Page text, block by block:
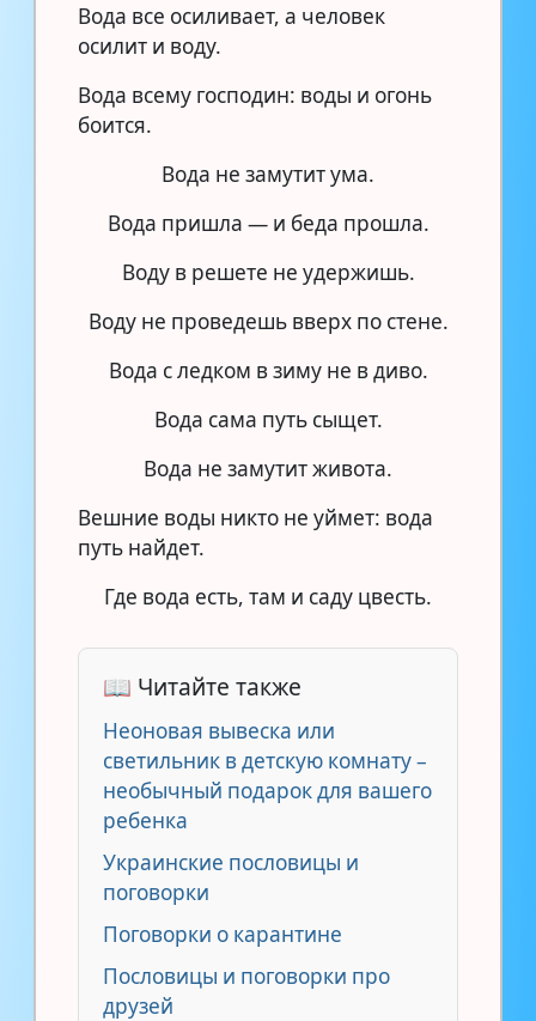
Вода все осиливает, а человек
осилит и воду.
Вода всему господин: воды и огонь
боится.
Вода не замутит ума.
Вода пришла — и беда прошла.
Воду в решете не удержишь.
Воду не проведешь вверх по стене.
Вода с ледком в зиму не в диво.
Вода сама путь сыщет.
Вода не замутит живота.
Вешние воды никто не уймет: вода
путь найдет.
Где вода есть, там и саду цвесть.
📖 Читайте также
Неоновая вывеска или
светильник в детскую комнату –
необычный подарок для вашего
ребенка
Украинские пословицы и
поговорки
Поговорки о карантине
Пословицы и поговорки про
друзей